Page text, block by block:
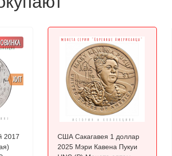
ХИТ
2017
США Сакагавея 1 доллар
2025 Мэри Кавена Пукуи